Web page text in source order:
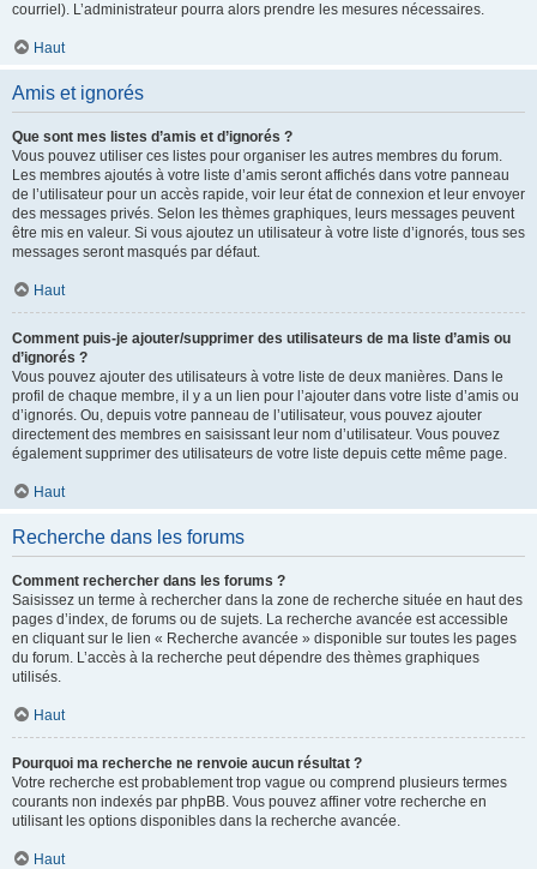
courriel). L’administrateur pourra alors prendre les mesures nécessaires.
Haut
Amis et ignorés
Que sont mes listes d’amis et d’ignorés ?
Vous pouvez utiliser ces listes pour organiser les autres membres du forum.
Les membres ajoutés à votre liste d’amis seront affichés dans votre panneau
de l’utilisateur pour un accès rapide, voir leur état de connexion et leur envoyer
des messages privés. Selon les thèmes graphiques, leurs messages peuvent
être mis en valeur. Si vous ajoutez un utilisateur à votre liste d’ignorés, tous ses
messages seront masqués par défaut.
Haut
Comment puis-je ajouter/supprimer des utilisateurs de ma liste d’amis ou
d’ignorés ?
Vous pouvez ajouter des utilisateurs à votre liste de deux manières. Dans le
profil de chaque membre, il y a un lien pour l’ajouter dans votre liste d’amis ou
d’ignorés. Ou, depuis votre panneau de l’utilisateur, vous pouvez ajouter
directement des membres en saisissant leur nom d’utilisateur. Vous pouvez
également supprimer des utilisateurs de votre liste depuis cette même page.
Haut
Recherche dans les forums
Comment rechercher dans les forums ?
Saisissez un terme à rechercher dans la zone de recherche située en haut des
pages d’index, de forums ou de sujets. La recherche avancée est accessible
en cliquant sur le lien « Recherche avancée » disponible sur toutes les pages
du forum. L’accès à la recherche peut dépendre des thèmes graphiques
utilisés.
Haut
Pourquoi ma recherche ne renvoie aucun résultat ?
Votre recherche est probablement trop vague ou comprend plusieurs termes
courants non indexés par phpBB. Vous pouvez affiner votre recherche en
utilisant les options disponibles dans la recherche avancée.
Haut